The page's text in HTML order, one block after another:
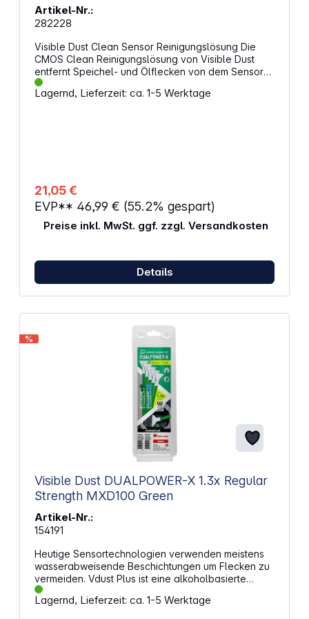
Artikel-Nr.:
282228
Visible Dust Clean Sensor Reinigungslösung Die
CMOS Clean Reinigungslösung von Visible Dust
entfernt Speichel- und Ölflecken von dem Sensor
Ihrer Digital Kamera. Entfernt Speichel und Öl
Schnelles und rückstandsfreies verdunsten der
und Seife waschen. (P305 + P351 + P338) BEI
KONTAKT MIT DEN AUGEN: Einige Minuten lang
behutsam mit Wasser spülen. Vorhandene
Kontaktlinsen nach Möglichkeit entfernen. Weiter
spülen. (P337 + P313) Bei anhaltender
Hilfe hinzuziehen.
Lagernd, Lieferzeit: ca. 1-5 Werktage
21,05 €
EVP** 46,99 € (55.2% gespart)
Preise inkl. MwSt. ggf. zzgl. Versandkosten
Details
%
Visible Dust DUALPOWER-X 1.3x Regular
Strength MXD100 Green
Artikel-Nr.:
154191
Heutige Sensortechnologien verwenden meistens
wasserabweisende Beschichtungen um Flecken zu
vermeiden. Vdust Plus ist eine alkoholbasierte
Reinigungslösung mit hoher Flüchtigkeit, die ideal
geeignet ist um Wasserflecken auf beschichteten
Lagernd, Lieferzeit: ca. 1-5 Werktage